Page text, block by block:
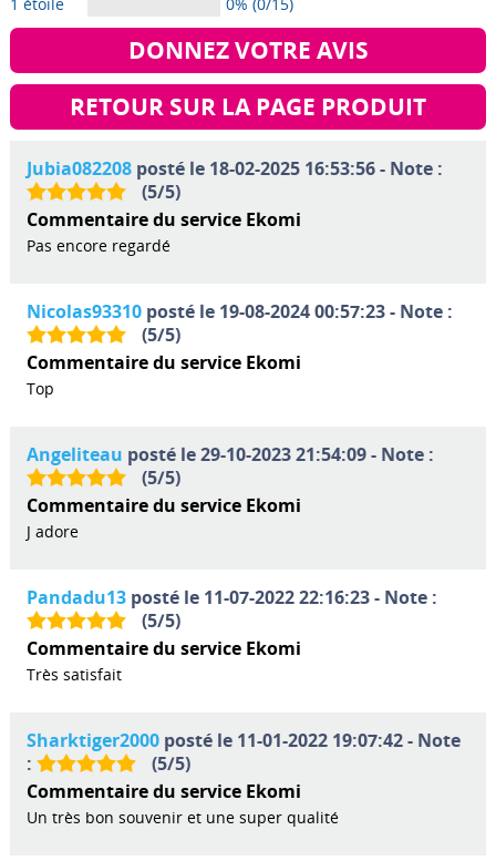
DONNEZ VOTRE AVIS
RETOUR SUR LA PAGE PRODUIT
Jubia082208posté le 18-02-2025 16:53:56 - Note :
(5/5)
Commentaire du service Ekomi
Pas encore regardé
Nicolas93310posté le 19-08-2024 00:57:23 - Note :
(5/5)
Commentaire du service Ekomi
Top
Angeliteau posté le 29-10-2023 21:54:09 - Note :
(5/5)
Commentaire du service Ekomi
J adore
Pandadu13posté le 11-07-2022 22:16:23 - Note :
(5/5)
Commentaire du service Ekomi
Très satisfait
Sharktiger2000posté le 11-01-2022 19:07:42 - Note
:
(5/5)
Commentaire du service Ekomi
Un très bon souvenir et une super qualité